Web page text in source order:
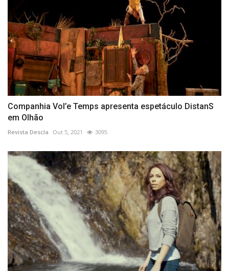
Companhia Vol’e Temps apresenta espetáculo DistanS
em Olhão
Revista Descla Out 5, 2021 3095